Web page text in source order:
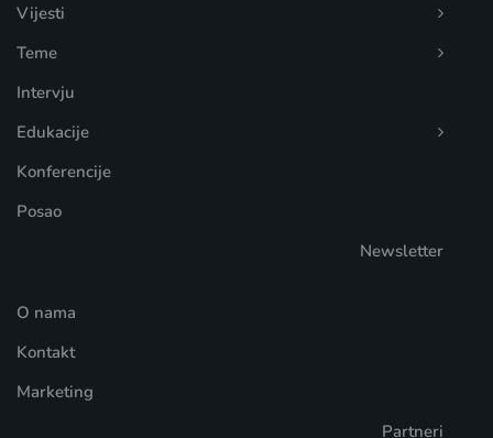
Vijesti
Teme
Intervju
Edukacije
Konferencije
Posao
Newsletter
O nama
Kontakt
Marketing
Partneri